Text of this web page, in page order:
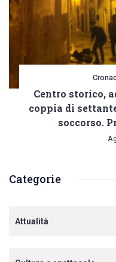
Centro storico,
coppia di
soccorso.
Categorie
Attualità